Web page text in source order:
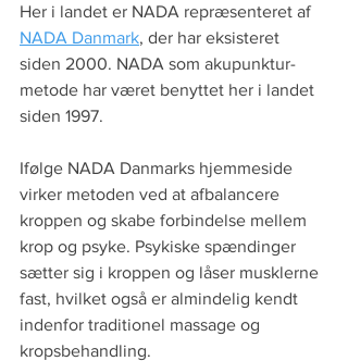
Her i landet er NADA repræsenteret af
NADA Danmark, der har eksisteret
siden 2000. NADA som akupunktur-
metode har været benyttet her i landet
siden 1997.
Ifølge NADA Danmarks hjemmeside
virker metoden ved at afbalancere
kroppen og skabe forbindelse mellem
krop og psyke. Psykiske spændinger
sætter sig i kroppen og låser musklerne
fast, hvilket også er almindelig kendt
indenfor traditionel massage og
kropsbehandling.